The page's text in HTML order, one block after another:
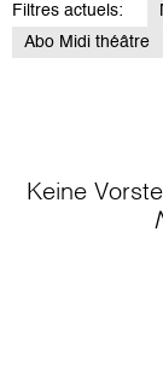
Filtres actuels:
Abo Midi théâtre
Keine